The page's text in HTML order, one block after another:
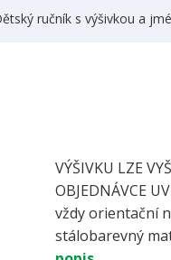
ručník s výšivkou a
VÝŠIVKU LZE
OBJEDNÁVCE
vždy orientační
stálobarevný